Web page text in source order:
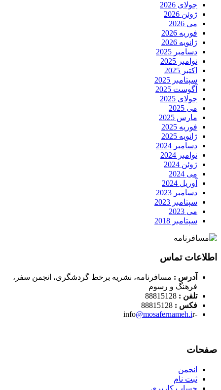
جولای 2026
ژوئن 2026
می 2026
فوریه 2026
ژانویه 2026
دسامبر 2025
نوامبر 2025
اکتبر 2025
سپتامبر 2025
آگوست 2025
جولای 2025
می 2025
مارس 2025
فوریه 2025
ژانویه 2025
دسامبر 2024
نوامبر 2024
ژوئن 2024
می 2024
آوریل 2024
دسامبر 2023
سپتامبر 2023
می 2023
سپتامبر 2018
اطلاعات تماس
آدرس : مسافرنامه، نشریه برخط گردشگری، انجمن سفر،
فرهنگ و رسوم
تلفن :
فکس :
-info
@mosafernameh.ir
صفحات
انجمن
ثبت نام
حساب کاربری